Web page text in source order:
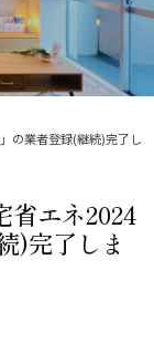
の業者登録(継続)完了し
省エネ2024
)完了しま